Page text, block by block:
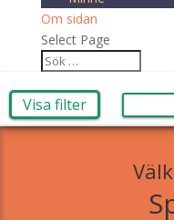
Om sidan
Select Page
Visa filter